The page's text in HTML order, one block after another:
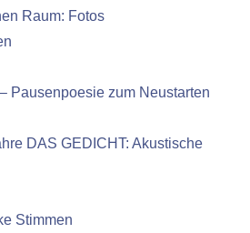
Raum: Fotos
Pausenpoesie zum Neustarten
DAS GEDICHT: Akustische
Stimmen